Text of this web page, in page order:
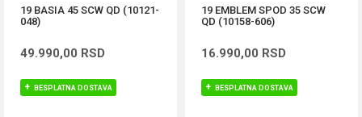
19 BASIA 45 SCW QD (10121-
048)
49.990,00 RSD
BESPLATNA DOSTAVA
19 EMBLEM SPOD 35 SCW
QD (10158-606)
16.990,00 RSD
BESPLATNA DOSTAVA